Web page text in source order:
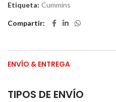
Etiqueta: Cummins
Compartir
ENVÍO & ENTREGA
TIPOS DE ENVÍO